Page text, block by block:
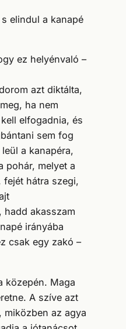
elindul a kanapé
ez helyénvaló –
azt diktálta,
ha nem
elfogadnia, és
sem fog
a kanapéra,
pohár, melyet a
fejét hátra szegi,
hadd akasszam
irányába
csak egy zakó –
közepén. Maga
A szíve azt
miközben az agya